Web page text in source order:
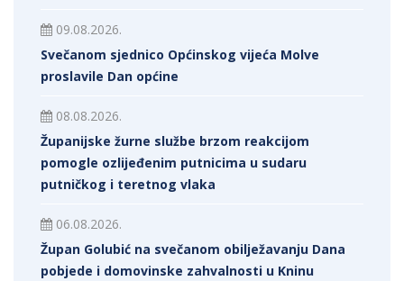
09.08.2026.
Svečanom sjednico Općinskog vijeća Molve
proslavile Dan općine
08.08.2026.
Županijske žurne službe brzom reakcijom
pomogle ozlijeđenim putnicima u sudaru
putničkog i teretnog vlaka
06.08.2026.
Župan Golubić na svečanom obilježavanju Dana
pobjede i domovinske zahvalnosti u Kninu